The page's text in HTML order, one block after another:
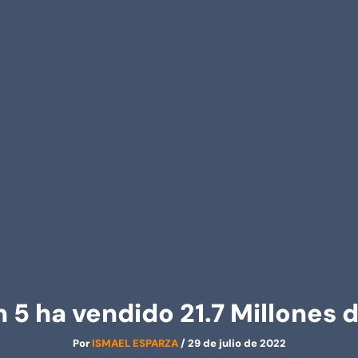
5 ha vendido 21.7 Millones
PorISMAEL ESPARZA/29 de julio de 2022